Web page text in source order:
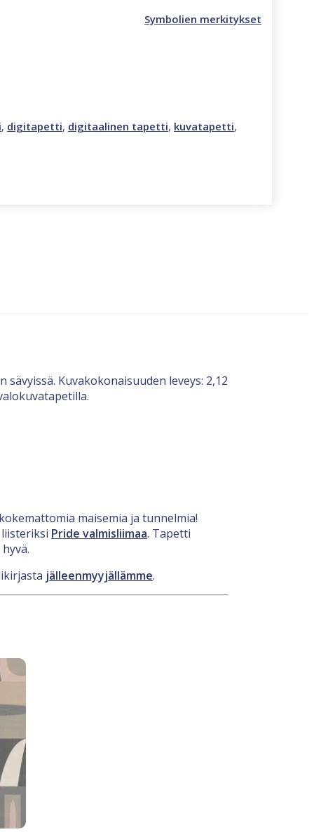
Symbolien merkitykset
, digitapetti, digitaalinen tapetti, kuvatapetti,
Kuvakokonaisuuden leveys: 2,12
maisemia ja tunnelmia!
Pride valmisliimaa. Tapetti
jälleenmyyjällämme.